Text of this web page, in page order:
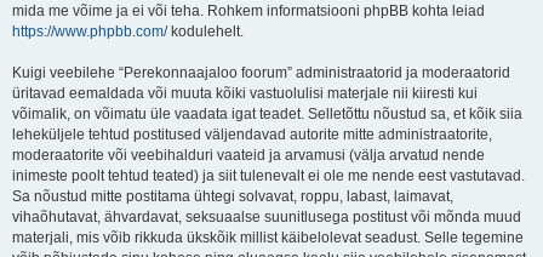
mida me võime ja ei või teha. Rohkem informatsiooni phpBB kohta leiad
https://www.phpbb.com/kodulehelt.
Kuigi veebilehe “Perekonnaajaloo foorum” administraatorid ja moderaatorid
üritavad eemaldada või muuta kõiki vastuolulisi materjale nii kiiresti kui
võimalik, on võimatu üle vaadata igat teadet. Selletõttu nõustud sa, et kõik siia
leheküljele tehtud postitused väljendavad autorite mitte administraatorite,
moderaatorite või veebihalduri vaateid ja arvamusi (välja arvatud nende
inimeste poolt tehtud teated) ja siit tulenevalt ei ole me nende eest vastutavad.
Sa nõustud mitte postitama ühtegi solvavat, roppu, labast, laimavat,
vihaõhutavat, ähvardavat, seksuaalse suunitlusega postitust või mõnda muud
materjali, mis võib rikkuda ükskõik millist käibelolevat seadust. Selle tegemine